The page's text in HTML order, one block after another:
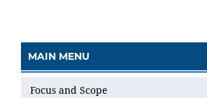
MAIN MENU
Focus and Scope